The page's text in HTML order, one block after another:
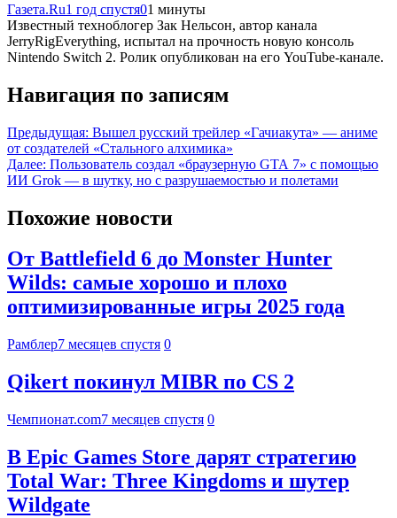
Газета.Ru1 год спустя01 минуты
Известный техноблогер Зак Нельсон, автор канала
JerryRigEverything, испытал на прочность новую консоль
Nintendo Switch 2. Ролик опубликован на его YouTube-канале.
Навигация по записям
Предыдущая: Вышел русский трейлер «Гачиакута» — аниме
от создателей «Стального алхимика»
Далее: Пользователь создал «браузерную GTA 7» с помощью
ИИ Grok — в шутку, но с разрушаемостью и полетами
Похожие новости
От Battlefield 6 до Monster Hunter
Wilds: самые хорошо и плохо
оптимизированные игры 2025 года
Рамблер7 месяцев спустя 0
Qikert покинул MIBR по CS 2
Чемпионат.com7 месяцев спустя 0
В Epic Games Store дарят стратегию
Total War: Three Kingdoms и шутер
Wildgate